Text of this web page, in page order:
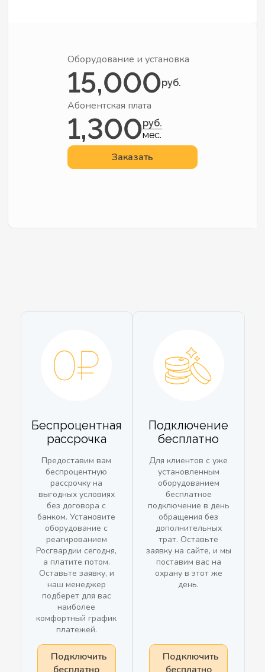
Оборудование и установка
15,000руб.
Абонентская плата
1,300руб.
мес.
Заказать
Беспроцентная
рассрочка
Предоставим вам
беспроцентную
рассрочку на
выгодных условиях
без договора с
банком. Установите
оборудование с
реагированием
Росгвардии сегодня,
а платите потом.
Оставьте заявку, и
наш менеджер
подберет для вас
наиболее
комфортный график
платежей.
Подключить
Подключение
бесплатно
Для клиентов с уже
установленным
оборудованием
бесплатное
подключение в день
обращения без
дополнительных
трат. Оставьте
заявку на сайте, и мы
поставим вас на
охрану в этот же
день.
Подключить